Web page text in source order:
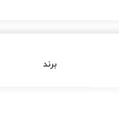
برند